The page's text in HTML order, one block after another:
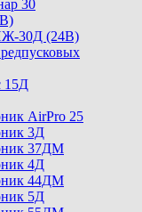
30
30Д (24В)
15Д
AirPro 25
3Д
37ДМ
4Д
44ДМ
5Д